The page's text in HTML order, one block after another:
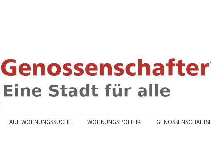
AUF WOHNUNGSSUCHE WOHNUNGSPOLITIK